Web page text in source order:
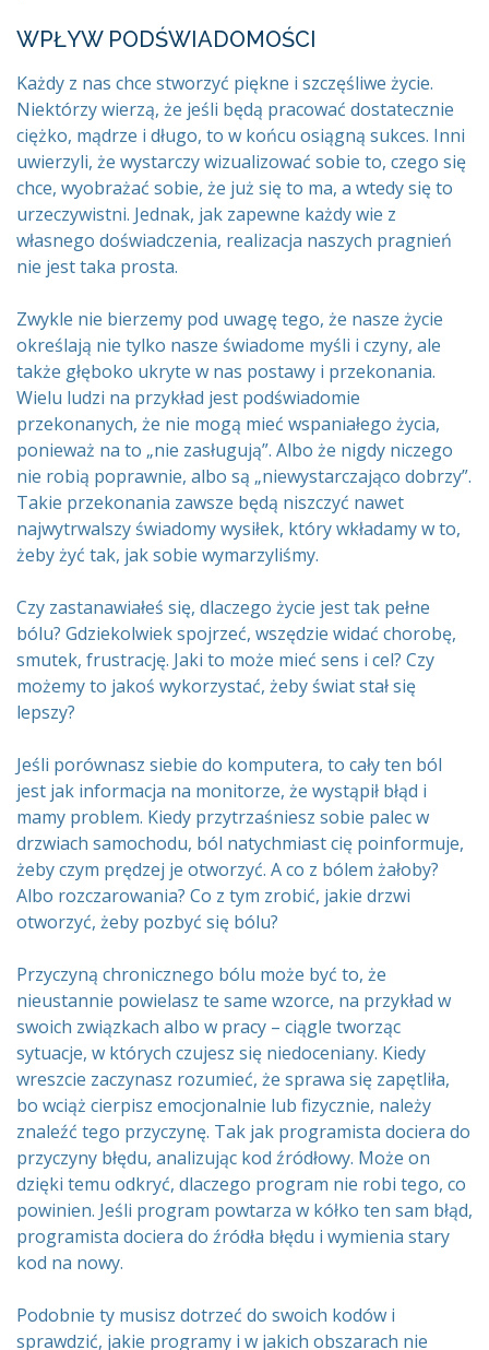
WPŁYW PODŚWIADOMOŚCI
Każdy z nas chce stworzyć piękne i szczęśliwe życie.
Niektórzy wierzą, że jeśli będą pracować dostatecznie
ciężko, mądrze i długo, to w końcu osiągną sukces. Inni
uwierzyli, że wystarczy wizualizować sobie to, czego się
chce, wyobrażać sobie, że już się to ma, a wtedy się to
urzeczywistni. Jednak, jak zapewne każdy wie z
własnego doświadczenia, realizacja naszych pragnień
nie jest taka prosta.
Zwykle nie bierzemy pod uwagę tego, że nasze życie
określają nie tylko nasze świadome myśli i czyny, ale
także głęboko ukryte w nas postawy i przekonania.
Wielu ludzi na przykład jest podświadomie
przekonanych, że nie mogą mieć wspaniałego życia,
ponieważ na to „nie zasługują”. Albo że nigdy niczego
nie robią poprawnie, albo są „niewystarczająco dobrzy”.
Takie przekonania zawsze będą niszczyć nawet
najwytrwalszy świadomy wysiłek, który wkładamy w to,
żeby żyć tak, jak sobie wymarzyliśmy.
Czy zastanawiałeś się, dlaczego życie jest tak pełne
bólu? Gdziekolwiek spojrzeć, wszędzie widać chorobę,
smutek, frustrację. Jaki to może mieć sens i cel? Czy
możemy to jakoś wykorzystać, żeby świat stał się
lepszy?
Jeśli porównasz siebie do komputera, to cały ten ból
jest jak informacja na monitorze, że wystąpił błąd i
mamy problem. Kiedy przytrzaśniesz sobie palec w
drzwiach samochodu, ból natychmiast cię poinformuje,
żeby czym prędzej je otworzyć. A co z bólem żałoby?
Albo rozczarowania? Co z tym zrobić, jakie drzwi
otworzyć, żeby pozbyć się bólu?
Przyczyną chronicznego bólu może być to, że
nieustannie powielasz te same wzorce, na przykład w
swoich związkach albo w pracy – ciągle tworząc
sytuacje, w których czujesz się niedoceniany. Kiedy
wreszcie zaczynasz rozumieć, że sprawa się zapętliła,
bo wciąż cierpisz emocjonalnie lub fizycznie, należy
znaleźć tego przyczynę. Tak jak programista dociera do
przyczyny błędu, analizując kod źródłowy. Może on
dzięki temu odkryć, dlaczego program nie robi tego, co
powinien. Jeśli program powtarza w kółko ten sam błąd,
programista dociera do źródła błędu i wymienia stary
kod na nowy.
Podobnie ty musisz dotrzeć do swoich kodów i
sprawdzić, jakie programy i w jakich obszarach nie